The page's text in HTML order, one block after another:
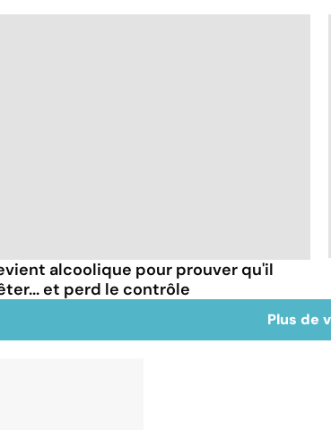
alcoolique pour prouver qu'il
et perd le contrôle
Plus de